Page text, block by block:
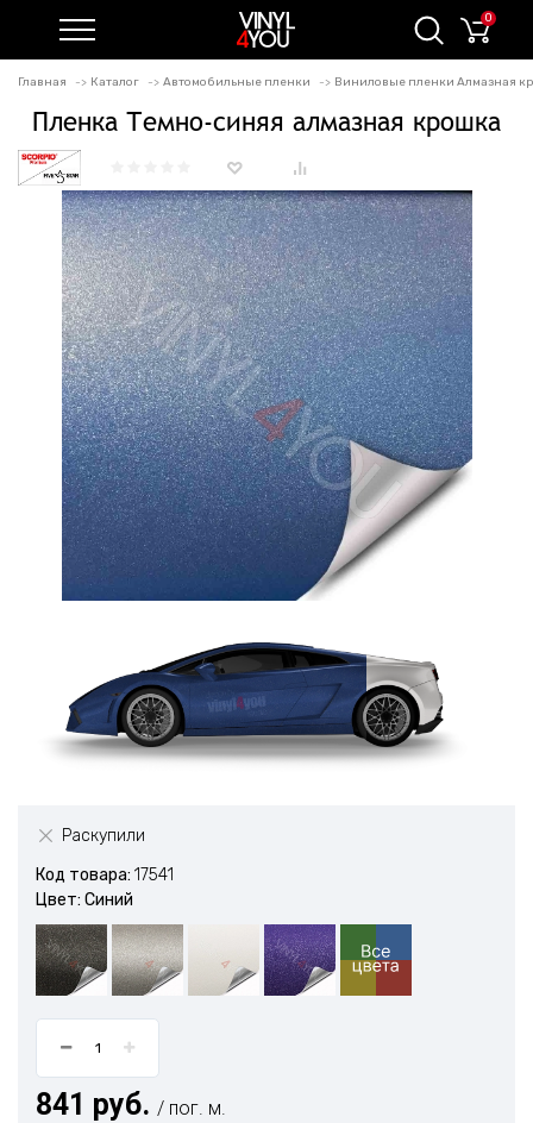
0
Главная Каталог Автомобильные пленки Виниловые пленки Алмазная
Пленка Темно-синяя алмазная крошка
Раскупили
Код товара: 17541
Цвет: Синий
841 руб. / пог. м.